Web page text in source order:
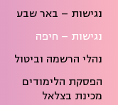
נגישות – באר שבע
נגישות – חיפה
נהלי הרשמה וביטול
הפסקת הלימודים
מכינת בצלאל